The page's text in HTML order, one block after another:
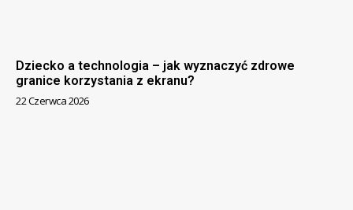
Dziecko a technologia – jak wyznaczyć zdrowe
granice korzystania z ekranu?
22 Czerwca 2026